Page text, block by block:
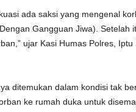
ada saksi yang mengenal
Gangguan Jiwa). Setelah
ujar Kasi Humas Polres, Iptu
ditemukan dalam kondisi tak
ke rumah duka untuk